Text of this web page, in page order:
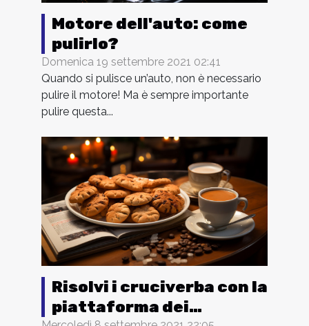
Motore dell'auto: come
pulirlo?
Domenica 19 settembre 2021 02:41
Quando si pulisce un’auto, non è necessario
pulire il motore! Ma è sempre importante
pulire questa...
Risolvi i cruciverba con la
piattaforma dei